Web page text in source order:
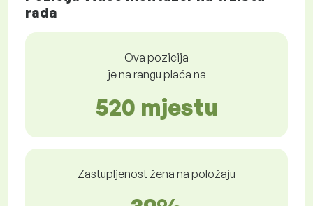
rada
Ova pozicija
je na rangu plaća na
520 mjestu
Zastupljenost žena na položaju